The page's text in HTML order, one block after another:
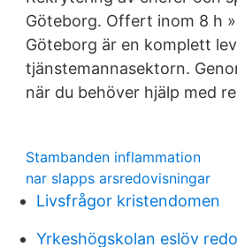
Göteborg. Offert inom 8 h
Göteborg är en komplett
tjänstemannasektorn.
när du behöver hjälp med
Stambanden inflammation
nar slapps arsredovisningar
Livsfrågor kristendomen
Yrkeshögskolan eslöv